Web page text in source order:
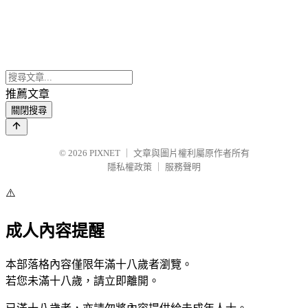
推薦文章
關閉搜尋
© 2026 PIXNET
文章與圖片權利屬原作者所有
隱私權政策
服務聲明
⚠️
成人內容提醒
本部落格內容僅限年滿十八歲者瀏覽。
若您未滿十八歲，請立即離開。